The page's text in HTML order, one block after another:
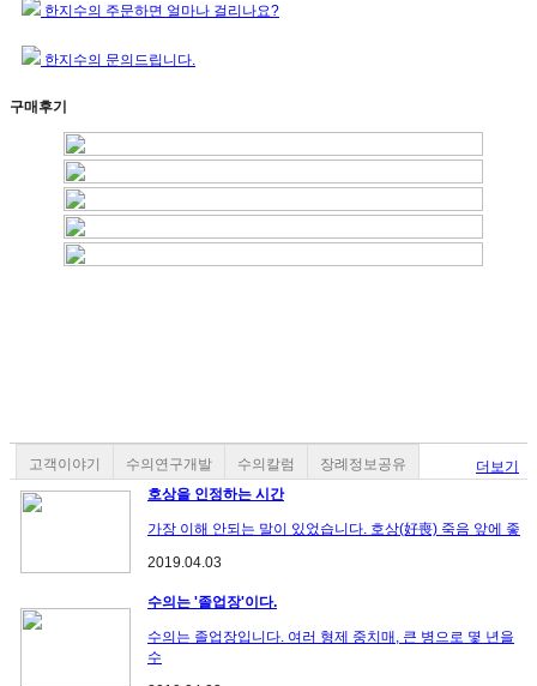
한지수의 주문하면 얼마나 걸리나요?
한지수의 문의드립니다.
구매후기
고객이야기 수의연구개발 수의칼럼 장례정보공유
더보기
호상을 인정하는 시간
가장 이해 안되는 말이 있었습니다. 호상(好喪) 죽음 앞에 좋
2019.04.03
수의는 '졸업장'이다.
수의는 졸업장입니다. 여러 형제 중치매, 큰 병으로 몇 년을
수